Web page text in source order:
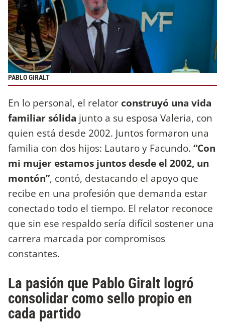
PABLO GIRALT
En lo personal, el relator construyó una vida
familiar sólida junto a su esposa Valeria, con
quien está desde 2002. Juntos formaron una
familia con dos hijos: Lautaro y Facundo. “Con
mi mujer estamos juntos desde el 2002, un
montón”, contó, destacando el apoyo que
recibe en una profesión que demanda estar
conectado todo el tiempo. El relator reconoce
que sin ese respaldo sería difícil sostener una
carrera marcada por compromisos
constantes.
La pasión que Pablo Giralt logró
consolidar como sello propio en
cada partido